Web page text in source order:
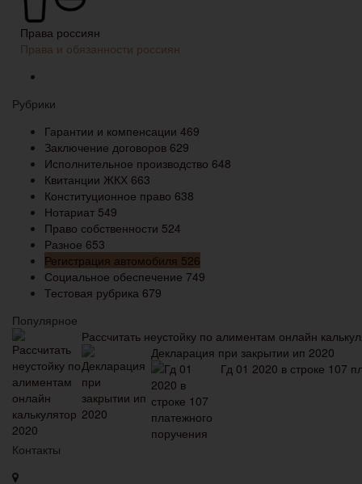
Права россиян
Права и обязанности россиян
Рубрики
Гарантии и компенсации 469
Заключение договоров 629
Исполнительное производство 648
Квитанции ЖКХ 663
Конституционное право 638
Нотариат 549
Право собственности 524
Разное 653
Регистрация автомобиля 526
Социальное обеспечение 749
Тестовая рубрика 679
Популярное
Рассчитать неустойку по алиментам онлайн
Декларация при закрытии ип 2020
Гд 01 2020 в строке 107
Контакты